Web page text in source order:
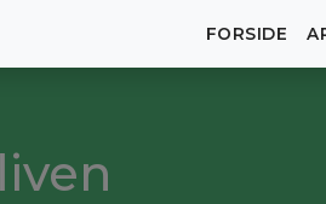
FORSIDE